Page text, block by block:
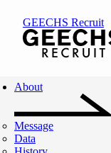
GEECHS Recruit
About
Message
Data
NEWS
会社概要